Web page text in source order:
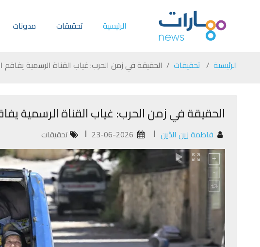
الرئيسية تحقيقات مدونات
الرئيسية تحقيقات الحقيقة في زمن الحرب: غياب القناة الرسمية يفاقم
الحقيقة في زمن الحرب: غياب القناة الرسمية
فاطمة زين الدّين تحقيقات